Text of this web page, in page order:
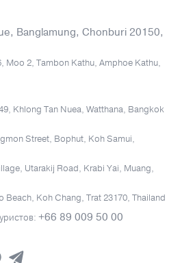
Banglamung, Chonburi 20150,
Moo 2, Tambon Kathu, Amphoe Kathu,
Khlong Tan Nuea, Watthana, Bangkok
Street, Bophut, Koh Samui,
Utarakij Road, Krabi Yai, Muang,
Beach, Koh Chang, Trat 23170, Thailand
+66 89 009 50 00